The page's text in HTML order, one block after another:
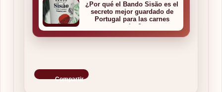
¿Por qué el Bando Sisão es el
secreto mejor guardado de
Portugal para las carnes
rojas?
Compartir